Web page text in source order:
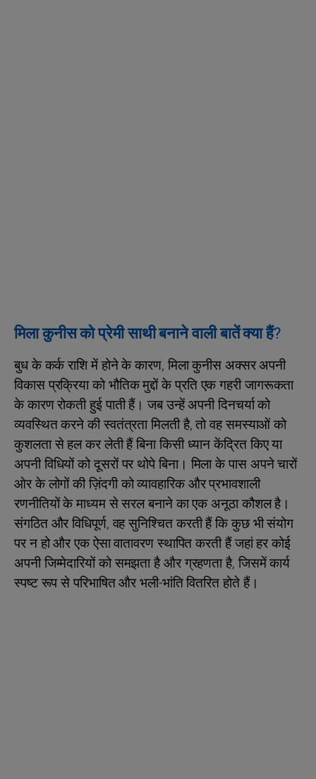
मिला कुनीस को प्रेमी साथी बनाने वाली बातें क्या हैं?
बुध के कर्क राशि में होने के कारण, मिला कुनीस अक्सर अपनी
विकास प्रक्रिया को भौतिक मुद्दों के प्रति एक गहरी जागरूकता
के कारण रोकती हुई पाती हैं। जब उन्हें अपनी दिनचर्या को
व्यवस्थित करने की स्वतंत्रता मिलती है, तो वह समस्याओं को
कुशलता से हल कर लेती हैं बिना किसी ध्यान केंद्रित किए या
अपनी विधियों को दूसरों पर थोपे बिना। मिला के पास अपने चारों
ओर के लोगों की ज़िंदगी को व्यावहारिक और प्रभावशाली
रणनीतियों के माध्यम से सरल बनाने का एक अनूठा कौशल है।
संगठित और विधिपूर्ण, वह सुनिश्चित करती हैं कि कुछ भी संयोग
पर न हो और एक ऐसा वातावरण स्थापित करती हैं जहां हर कोई
अपनी जिम्मेदारियों को समझता है और ग्रहणता है, जिसमें कार्य
स्पष्ट रूप से परिभाषित और भली-भांति वितरित होते हैं।